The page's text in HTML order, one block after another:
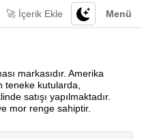
Menü
🚀 İçerik Ekle
markasıdır. Amerika
teneke kutularda,
satışı yapılmaktadır.
mor renge sahiptir.